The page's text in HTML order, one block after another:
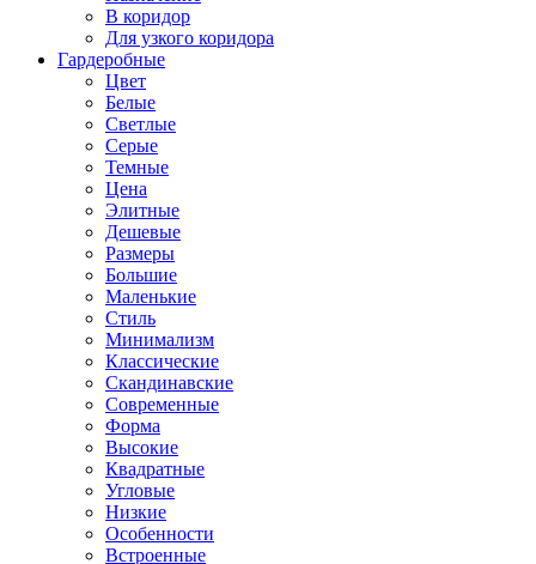
В коридор
Для узкого коридора
Гардеробные
Цвет
Белые
Светлые
Серые
Темные
Цена
Элитные
Дешевые
Размеры
Большие
Маленькие
Стиль
Минимализм
Классические
Скандинавские
Современные
Форма
Высокие
Квадратные
Угловые
Низкие
Особенности
Встроенные